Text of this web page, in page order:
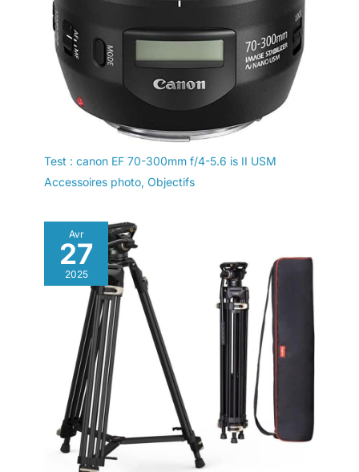
Test : canon EF 70-300mm f/4-5.6 is II USM
Accessoires photo, Objectifs
Avr
27
2025